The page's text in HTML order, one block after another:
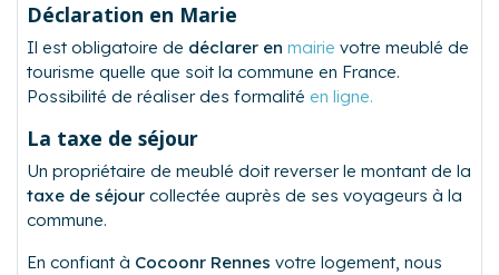
Déclaration en Marie
Il est obligatoire de déclarer en mairie votre meublé de
tourisme quelle que soit la commune en France.
Possibilité de réaliser des formalité en ligne.
La taxe de séjour
Un propriétaire de meublé doit reverser le montant de la
taxe de séjour collectée auprès de ses voyageurs à la
commune.
En confiant à Cocoonr Rennes votre logement, nous